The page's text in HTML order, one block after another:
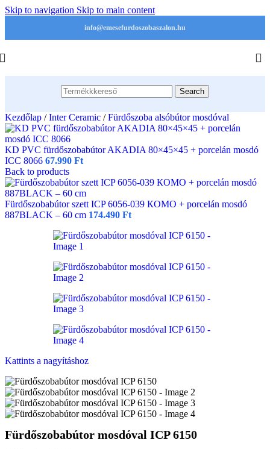
Skip to navigation Skip to main content
info@emesefurdoszobaszalon.hu
Search
Kezdőlap / Inter Ceramic / Fürdőszoba alsóbútor mosdóval
KD PVC fürdőszobabútor AKADIA 80×45×45 + porcelán mosdó
ICC 8066 67.990 Ft
Back to products
Fürdőszobabútor szett ICP 6056‑039 КОМО + porcelán mosdó
887BLACK – 60 cm 174.490 Ft
Kattints a nagyításhoz
Fürdőszobabútor mosdóval ICP 6150